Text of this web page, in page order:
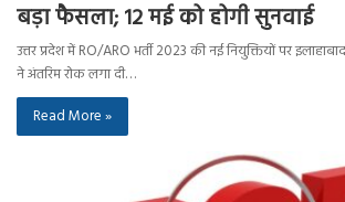
बड़ा फैसला; 12 मई को होगी सुनवाई
उत्तर प्रदेश में RO/ARO भर्ती 2023 की नई नियुक्तियों पर
ने अंतरिम रोक लगा दी…
Read More »